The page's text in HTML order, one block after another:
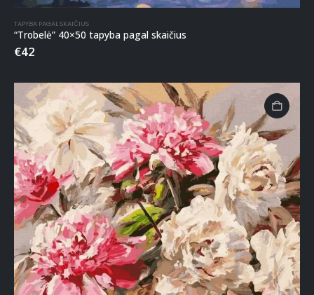
TAPYBA PAGAL SKAIČIUS
“Trobelė” 40×50 tapyba pagal skaičius
€42